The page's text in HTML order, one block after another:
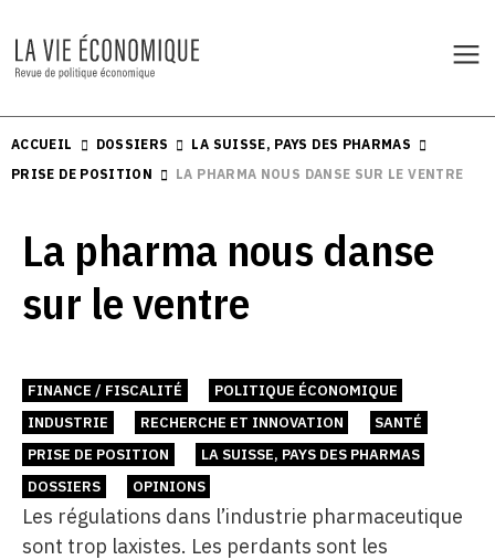
ACCUEIL DOSSIERS
LA SUISSE, PAYS DES PHARMAS
PRISE DE POSITION
LA PHARMA NOUS DANSE SUR LE VENTRE
La pharma nous danse
sur le ventre
FINANCE / FISCALITÉ
POLITIQUE ÉCONOMIQUE
INDUSTRIE
RECHERCHE ET INNOVATION
SANTÉ
PRISE DE POSITION
LA SUISSE, PAYS DES PHARMAS
DOSSIERS
OPINIONS
Les régulations dans l’industrie pharmaceutique
sont trop laxistes. Les perdants sont les